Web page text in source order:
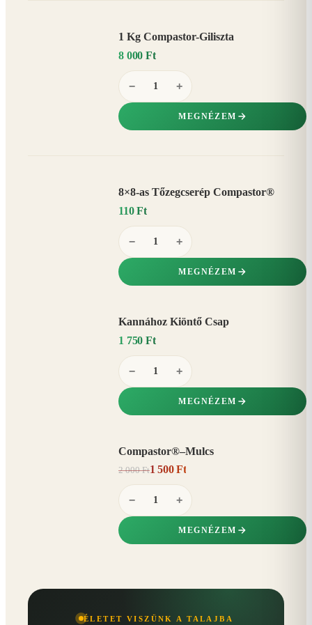
1 Kg Compastor-Giliszta
8 000 Ft
− +
MEGNÉZEM
8×8-as Tőzegcserép Compastor®
110 Ft
− +
MEGNÉZEM
Kannához Kiöntő Csap
1 750 Ft
− +
MEGNÉZEM
Compastor®–Mulcs
2 000 Ft1 500 Ft
− +
MEGNÉZEM
ÉLETET VISZÜNK A TALAJBA